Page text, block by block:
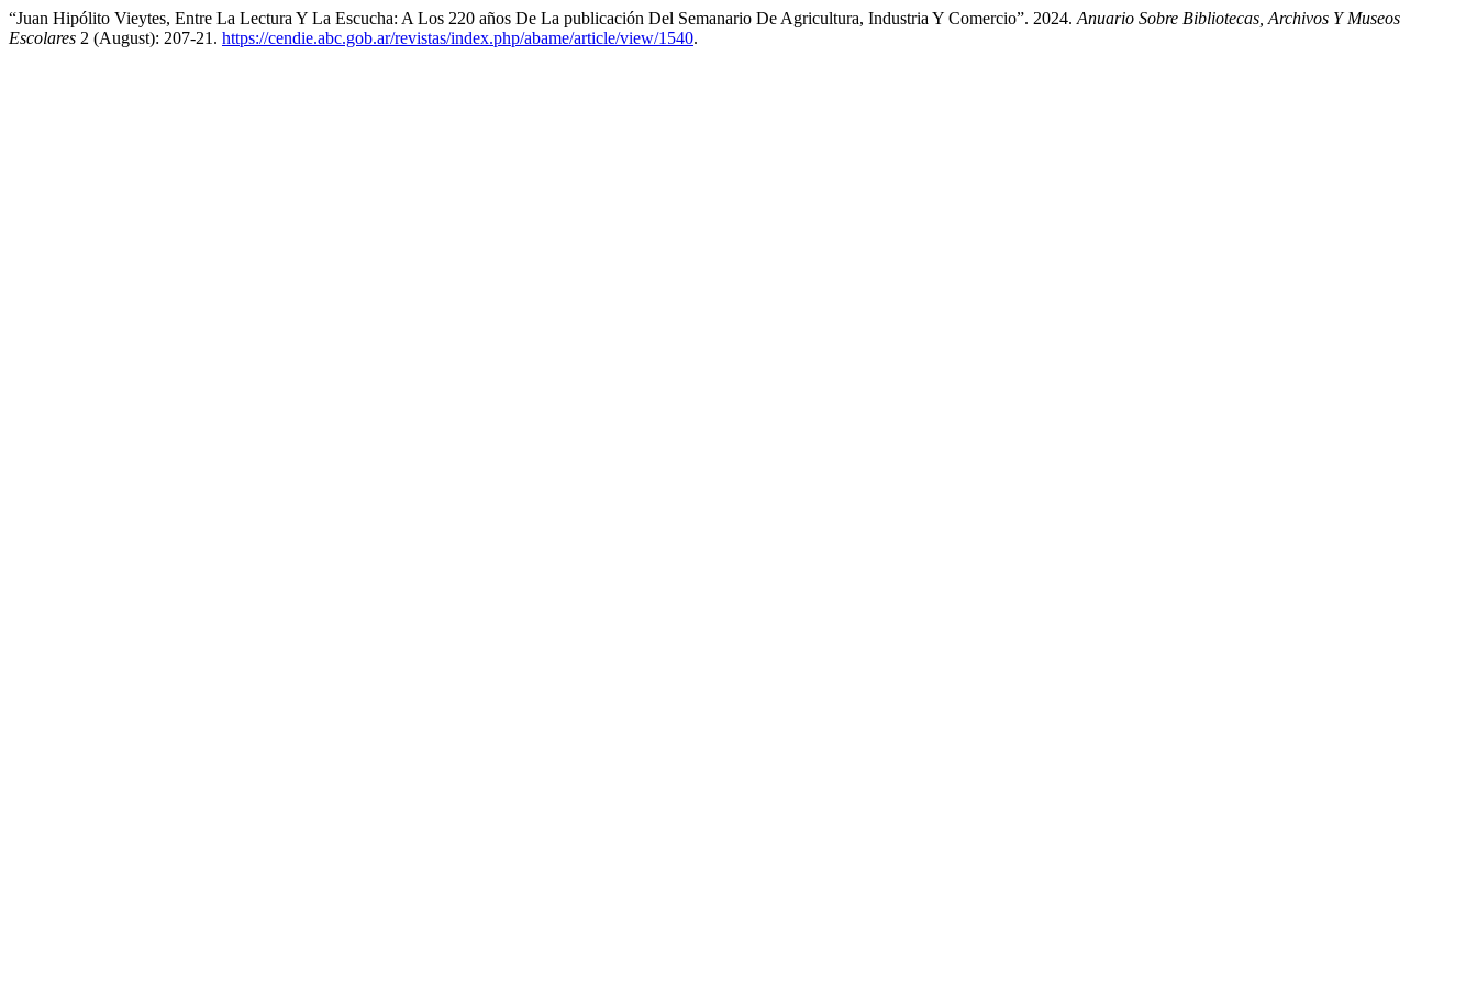
“Juan Hipólito Vieytes, Entre La Lectura Y La Escucha: A Los 220 años De La publicación Del Semanario De Agricultura, Industria Y Comercio”. 2024. Anuario Sobre Bibliotecas, Archivos Y Museos
Escolares 2 (August): 207-21. https://cendie.abc.gob.ar/revistas/index.php/abame/article/view/1540.